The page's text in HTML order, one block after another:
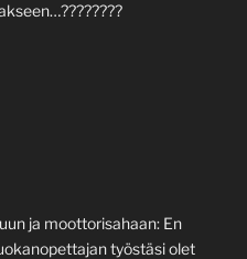
ja moottorisahaan: En
työstäsi olet